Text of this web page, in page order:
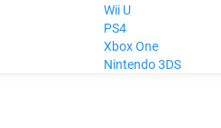
Wii U
PS4
Xbox One
Nintendo 3DS